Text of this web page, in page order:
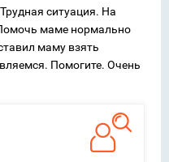
ситуация. На
маме нормально
маму взять
Помогите. Очень